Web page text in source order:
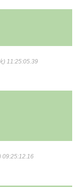
) 11:25:05.39
09:25:12.16